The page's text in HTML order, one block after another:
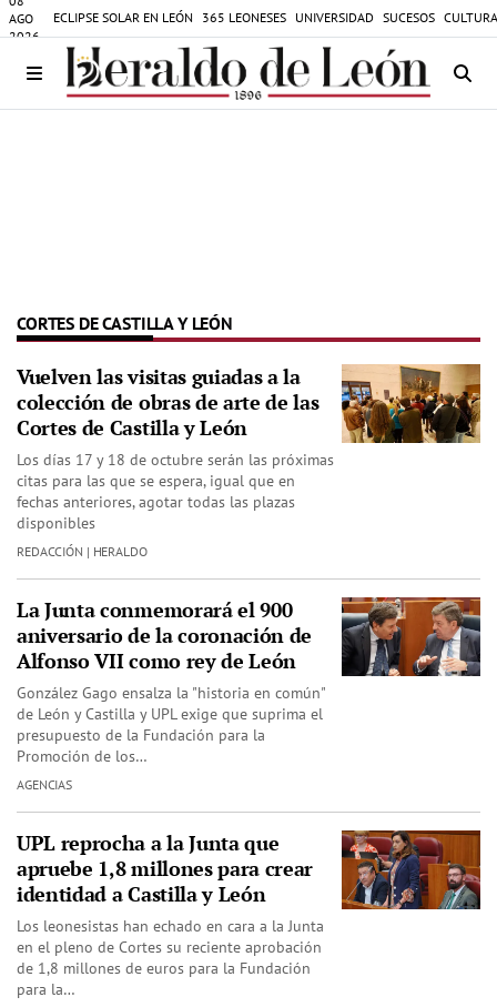
AGO
2026
ECLIPSE SOLAR EN LEÓN 365 LEONESES UNIVERSIDAD SUCESOS
CORTES DE CASTILLA Y LEÓN
Vuelven las visitas guiadas a la
colección de obras de arte de las
Cortes de Castilla y León
Los días 17 y 18 de octubre serán las próximas
citas para las que se espera, igual que en
fechas anteriores, agotar todas las plazas
disponibles
REDACCIÓN | HERALDO
La Junta conmemorará el 900
aniversario de la coronación de
Alfonso VII como rey de León
González Gago ensalza la "historia en común"
de León y Castilla y UPL exige que suprima el
presupuesto de la Fundación para la
Promoción de los…
AGENCIAS
UPL reprocha a la Junta que
apruebe 1,8 millones para crear
identidad a Castilla y León
Los leonesistas han echado en cara a la Junta
en el pleno de Cortes su reciente aprobación
de 1,8 millones de euros para la Fundación
para la…